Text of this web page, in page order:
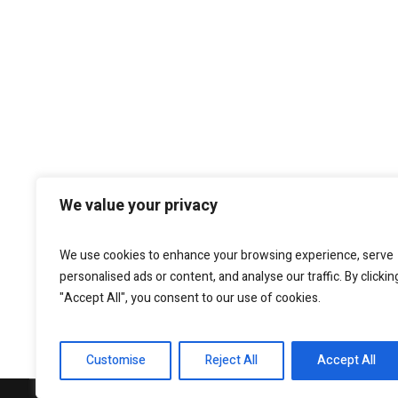
We value your privacy
We use cookies to enhance your browsing experience, serve
personalised ads or content, and analyse our traffic. By
"Accept All", you consent to our use of cookies.
Customise Reject All Accept All